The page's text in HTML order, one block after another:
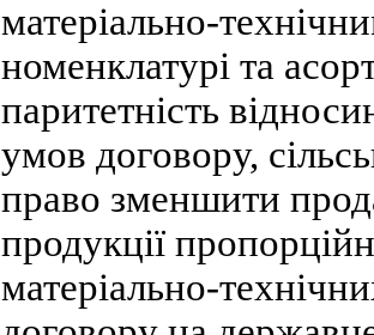
матеріально-
номенклатурі та
паритетність
умов договору,
право зменшити
продукції
матеріально-